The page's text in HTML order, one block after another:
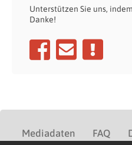
Unterstützen Sie uns,
Danke!
Mediadaten FAQ